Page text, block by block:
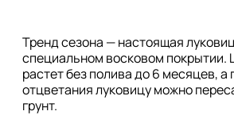
Тренд сезона — настоящая
специальном восковом покрытии.
растет без полива до 6 месяцев, а
отцветания луковицу можно
грунт.